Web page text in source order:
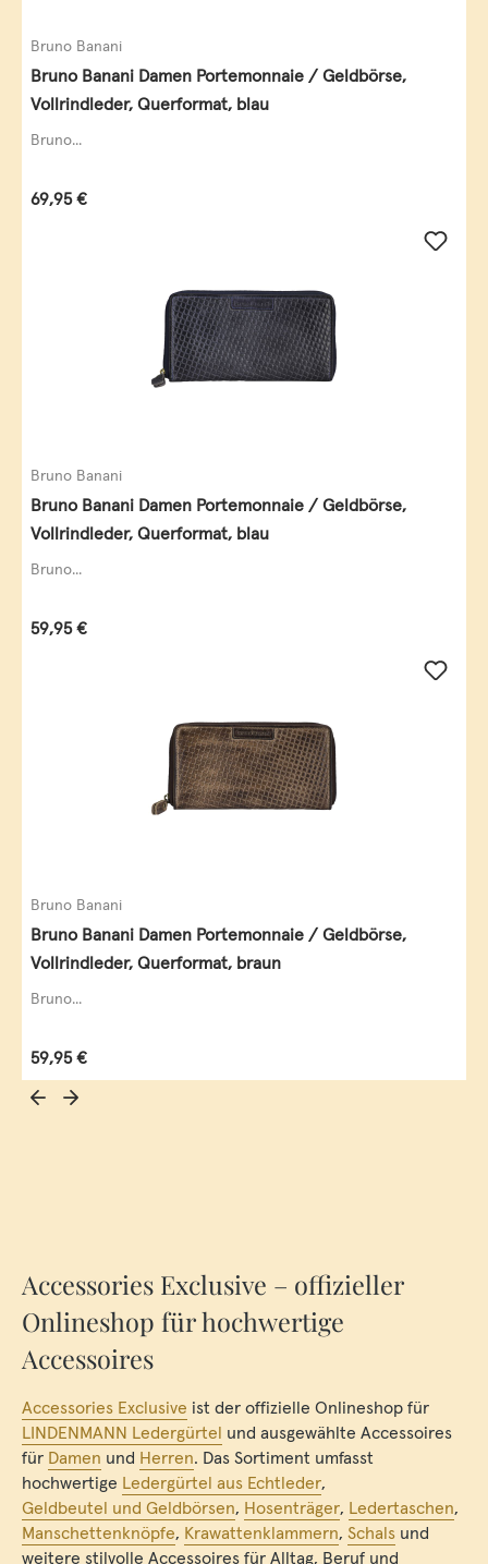
Bruno Banani
Bruno Banani Damen Portemonnaie / Geldbörse,
Vollrindleder, Querformat, blau
Bruno...
Regulärer Preis:
69,95 €
Bruno Banani
Bruno Banani Damen Portemonnaie / Geldbörse,
Vollrindleder, Querformat, blau
Bruno...
Regulärer Preis:
59,95 €
Bruno Banani
Bruno Banani Damen Portemonnaie / Geldbörse,
Vollrindleder, Querformat, braun
Bruno...
Regulärer Preis:
59,95 €
Accessories Exclusive – offizieller
Onlineshop für hochwertige
Accessoires
Accessories Exclusive ist der offizielle Onlineshop für
LINDENMANN Ledergürtel und ausgewählte Accessoires
für Damen und Herren. Das Sortiment umfasst
hochwertige Ledergürtel aus Echtleder,
Geldbeutel und Geldbörsen, Hosenträger, Ledertaschen,
Manschettenknöpfe, Krawattenklammern, Schals und
weitere stilvolle Accessoires für Alltag, Beruf und